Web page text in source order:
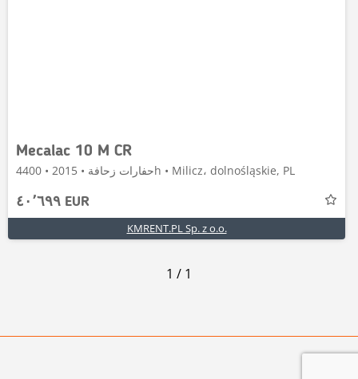
Mecalac 10 M CR
حفارات زحافة • 2015 • 4400h • Milicz، dolnośląskie, PL
٤٠٬٦٩٩ EUR
KMRENT.PL Sp. z o.o.
1 / 1